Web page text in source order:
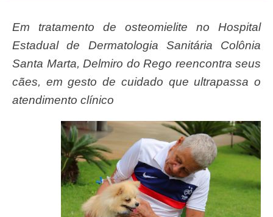
Em tratamento de osteomielite no Hospital
Estadual de Dermatologia Sanitária Colônia
Santa Marta, Delmiro do Rego reencontra seus
cães, em gesto de cuidado que ultrapassa o
atendimento clínico